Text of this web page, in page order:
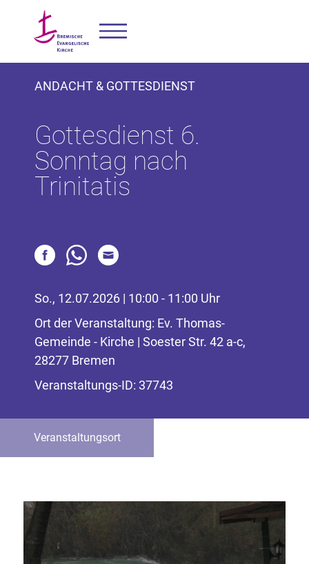
ANDACHT & GOTTESDIENST
Gottesdienst 6.
Sonntag nach
Trinitatis
So., 12.07.2026 | 10:00 - 11:00 Uhr
Ort der Veranstaltung: Ev. Thomas-
Gemeinde - Kirche | Soester Str. 42 a-c,
28277 Bremen
Veranstaltungs-ID: 37743
Veranstaltungsort